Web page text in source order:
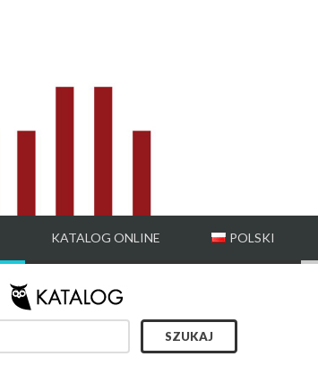
KATALOG ONLINE POLSKI